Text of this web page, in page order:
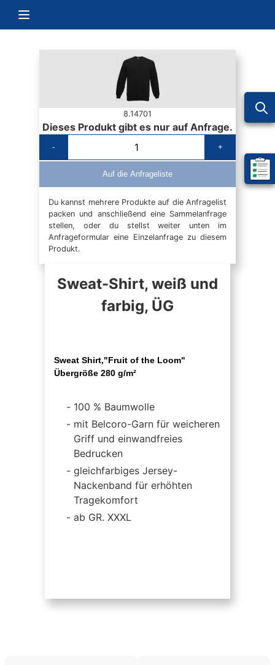
Navigation umschalten
Mein
8.14701
Dieses Produkt gibt es nur auf Anfrage.
- +
Auf die Anfrageliste
Du kannst mehrere Produkte auf die Anfragelist
packen und anschließend eine Sammelanfrage
stellen, oder du stellst weiter unten im
Anfrageformular eine Einzelanfrage zu diesem
Produkt.
Sweat-Shirt, weiß und
farbig, ÜG
Sweat Shirt,"Fruit of the Loom"
Übergröße 280 g/m²
100 % Baumwolle
mit Belcoro-Garn für weicheren
Griff und einwandfreies
Bedrucken
gleichfarbiges Jersey-
Nackenband für erhöhten
Tragekomfort
ab GR. XXXL